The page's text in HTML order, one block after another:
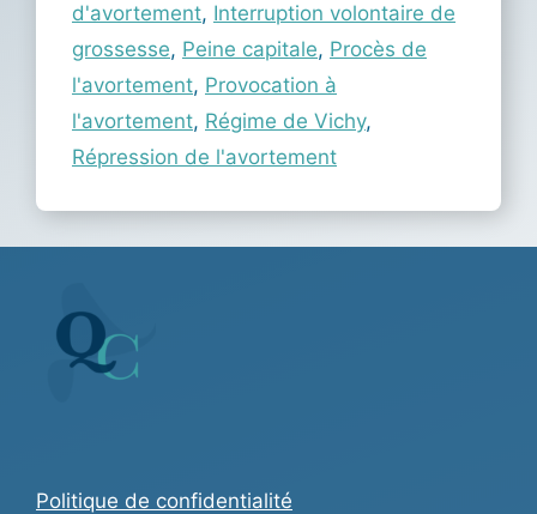
d'avortement, Interruption volontaire de
grossesse, Peine capitale, Procès de
l'avortement, Provocation à
l'avortement, Régime de Vichy,
Répression de l'avortement
Politique de confidentialité